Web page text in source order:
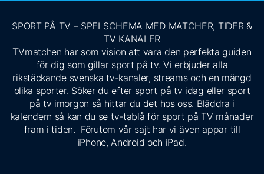
SPORT PÅ TV – SPELSCHEMA MED MATCHER, TIDER &
TV KANALER
TVmatchen har som vision att vara den perfekta guiden
för dig som gillar sport på tv. Vi erbjuder alla
rikstäckande svenska tv-kanaler, streams och en mängd
olika sporter. Söker du efter sport på tv idag eller sport
på tv imorgon så hittar du det hos oss. Bläddra i
kalendern så kan du se tv-tablå för sport på TV månader
fram i tiden. Förutom vår sajt har vi även appar till
iPhone, Android och iPad.